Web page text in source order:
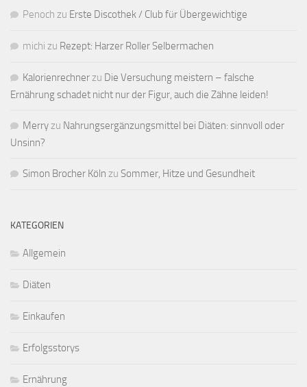
Penoch zu Erste Discothek / Club für Übergewichtige
michi zu Rezept: Harzer Roller Selbermachen
Kalorienrechnerzu Die Versuchung meistern – falsche
Ernährung schadet nicht nur der Figur, auch die Zähne leiden!
Merryzu Nahrungsergänzungsmittel bei Diäten: sinnvoll oder
Unsinn?
Simon Brocher Köln zu Sommer, Hitze und Gesundheit
KATEGORIEN
Allgemein
Diäten
Einkaufen
Erfolgsstorys
Ernährung